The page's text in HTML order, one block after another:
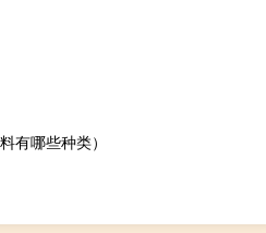
有哪些种类）